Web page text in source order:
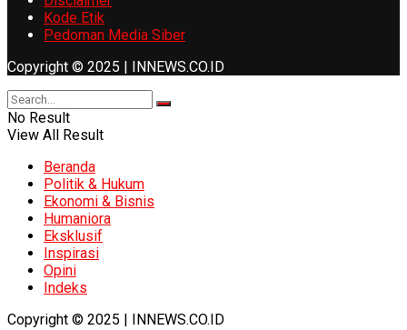
Kode Etik
Pedoman Media Siber
Copyright © 2025 | INNEWS.CO.ID
No Result
View All Result
Beranda
Politik & Hukum
Ekonomi & Bisnis
Humaniora
Eksklusif
Inspirasi
Opini
Indeks
Copyright © 2025 | INNEWS.CO.ID